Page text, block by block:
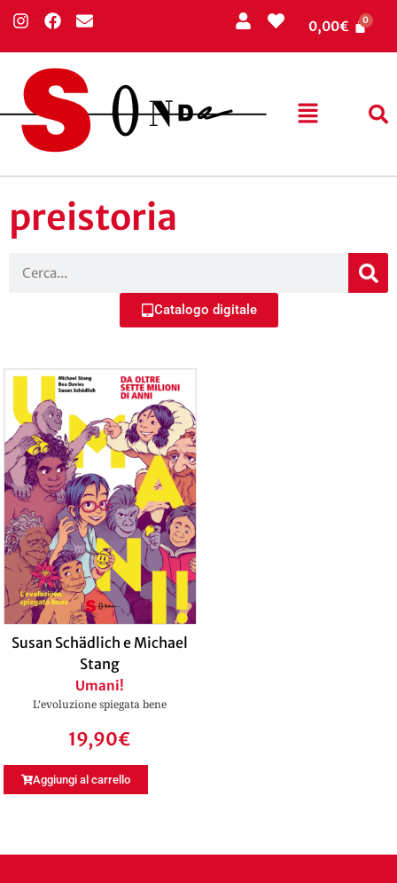
0,00€
preistoria
Catalogo digitale
Susan Schädlich e Michael
Stang
Umani!
L’evoluzione spiegata bene
19,90€
Aggiungi al carrello